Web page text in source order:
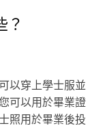
？
以穿上學士服並
可以用於畢業證
照用於畢業後投